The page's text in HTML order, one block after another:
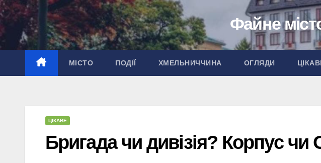
Перейти
вмісту
Файне
МІСТО ПОДІЇ ХМЕЛЬНИЧЧИНА ОГЛЯДИ
ЦІКАВЕ
Бригада чи дивізія? Корпус чи